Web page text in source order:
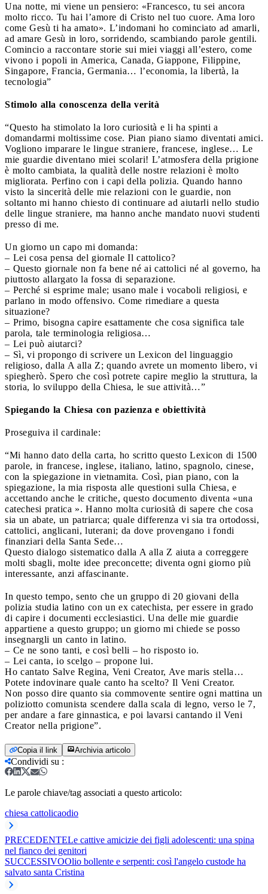
Una notte, mi viene un pensiero: «Francesco, tu sei ancora
molto ricco. Tu hai l’amore di Cristo nel tuo cuore. Ama loro
come Gesù ti ha amato». L’indomani ho cominciato ad amarli,
ad amare Gesù in loro, sorridendo, scambiando parole gentili.
Comincio a raccontare storie sui miei viaggi all’estero, come
vivono i popoli in America, Canada, Giappone, Filippine,
Singapore, Francia, Germania… l’economia, la libertà, la
tecnologia”
Stimolo alla conoscenza della verità
“Questo ha stimolato la loro curiosità e li ha spinti a
domandarmi moltissime cose. Pian piano siamo diventati amici.
Vogliono imparare le lingue straniere, francese, inglese… Le
mie guardie diventano miei scolari! L’atmosfera della prigione
è molto cambiata, la qualità delle nostre relazioni è molto
migliorata. Perfino con i capi della polizia. Quando hanno
visto la sincerità delle mie relazioni con le guardie, non
soltanto mi hanno chiesto di continuare ad aiutarli nello studio
delle lingue straniere, ma hanno anche mandato nuovi studenti
presso di me.
Un giorno un capo mi domanda:
– Lei cosa pensa del giornale Il cattolico?
– Questo giornale non fa bene né ai cattolici né al governo, ha
piuttosto allargato la fossa di separazione.
– Perché si esprime male; usano male i vocaboli religiosi, e
parlano in modo offensivo. Come rimediare a questa
situazione?
– Primo, bisogna capire esattamente che cosa significa tale
parola, tale terminologia religiosa…
– Lei può aiutarci?
– Sì, vi propongo di scrivere un Lexicon del linguaggio
religioso, dalla A alla Z; quando avrete un momento libero, vi
spiegherò. Spero che così potrete capire meglio la struttura, la
storia, lo sviluppo della Chiesa, le sue attività…”
Spiegando la Chiesa con pazienza e obiettività
Proseguiva il cardinale:
“Mi hanno dato della carta, ho scritto questo Lexicon di 1500
parole, in francese, inglese, italiano, latino, spagnolo, cinese,
con la spiegazione in vietnamita. Così, pian piano, con la
spiegazione, la mia risposta alle questioni sulla Chiesa, e
accettando anche le critiche, questo documento diventa «una
catechesi pratica ». Hanno molta curiosità di sapere che cosa
sia un abate, un patriarca; quale differenza vi sia tra ortodossi,
cattolici, anglicani, luterani; da dove provengano i fondi
finanziari della Santa Sede…
Questo dialogo sistematico dalla A alla Z aiuta a correggere
molti sbagli, molte idee preconcette; diventa ogni giorno più
interessante, anzi affascinante.
In questo tempo, sento che un gruppo di 20 giovani della
polizia studia latino con un ex catechista, per essere in grado
di capire i documenti ecclesiastici. Una delle mie guardie
appartiene a questo gruppo; un giorno mi chiede se posso
insegnargli un canto in latino.
– Ce ne sono tanti, e così belli – ho risposto io.
– Lei canta, io scelgo – propone lui.
Ho cantato Salve Regina, Veni Creator, Ave maris stella…
Potete indovinare quale canto ha scelto? Il Veni Creator.
Non posso dire quanto sia commovente sentire ogni mattina un
poliziotto comunista scendere dalla scala di legno, verso le 7,
per andare a fare ginnastica, e poi lavarsi cantando il Veni
Creator nella prigione”.
Copia il link Archivia articolo
Condividi su :
Le parole chiave/tag associati a questo articolo:
chiesa cattolicaodio
PRECEDENTELe cattive amicizie dei figli adolescenti: una spina
nel fianco dei genitori
SUCCESSIVOOlio bollente e serpenti: così l'angelo custode ha
salvato santa Cristina